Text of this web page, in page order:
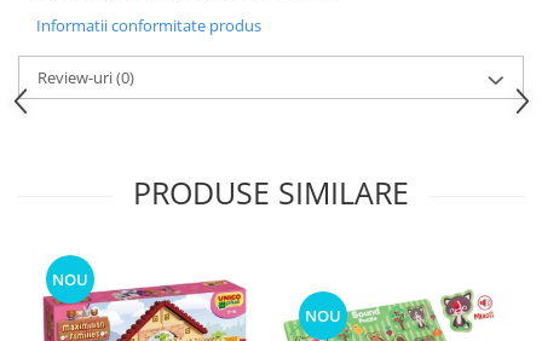
Informatii conformitate produs
Review-uri(0)
PRODUSE SIMILARE
NOU
NOU